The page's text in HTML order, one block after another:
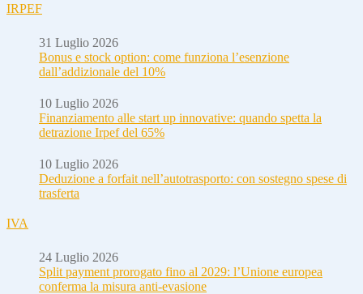
IRPEF
31 Luglio 2026
Bonus e stock option: come funziona l’esenzione
dall’addizionale del 10%
10 Luglio 2026
Finanziamento alle start up innovative: quando spetta la
detrazione Irpef del 65%
10 Luglio 2026
Deduzione a forfait nell’autotrasporto: con sostegno spese di
trasferta
IVA
24 Luglio 2026
Split payment prorogato fino al 2029: l’Unione europea
conferma la misura anti-evasione